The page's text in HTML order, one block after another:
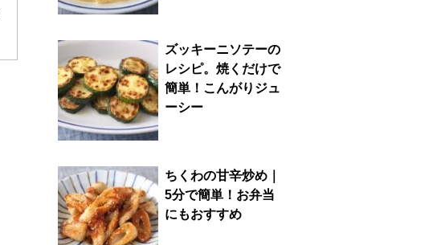
ズッキーニソテーの
レシピ。焼くだけで
簡単！こんがりジュ
ーシー
ちくわの甘辛炒め｜
5分で簡単！お弁当
にもおすすめ